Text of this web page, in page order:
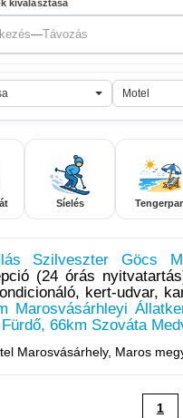
kiválasztása
—Távozás
Motel
Síelés
Szilveszter Göcs
(24 órás
kert-udvar,
Marosvásárhleyi
66km Szováta
Marosvásárhely, Maros
1